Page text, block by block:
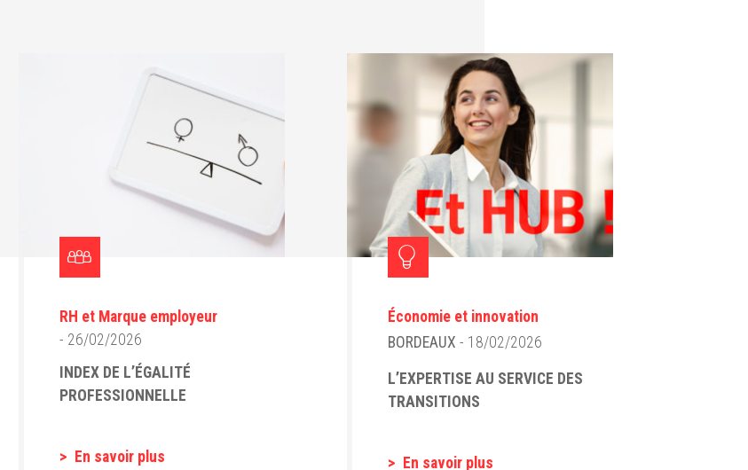
RH et Marque employeur
- 26/02/2026
INDEX DE L’ÉGALITÉ
PROFESSIONNELLE
En savoir plus
Économie et innovation
BORDEAUX - 18/02/2026
L’EXPERTISE AU SERVICE DES
TRANSITIONS
En savoir plus